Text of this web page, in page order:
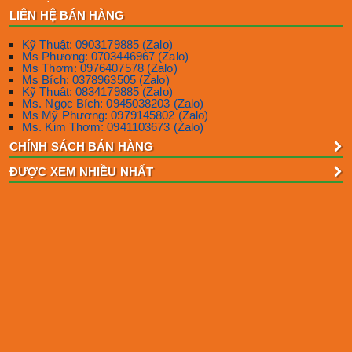
LIÊN HỆ BÁN HÀNG
Kỹ Thuật: 0903179885 (Zalo)
Ms Phương: 0703446967 (Zalo)
Ms Thơm: 0976407578 (Zalo)
Ms Bích: 0378963505 (Zalo)
Kỹ Thuật: 0834179885 (Zalo)
Ms. Ngọc Bích: 0945038203 (Zalo)
Ms Mỹ Phương: 0979145802 (Zalo)
Ms. Kim Thơm: 0941103673 (Zalo)
CHÍNH SÁCH BÁN HÀNG
ĐƯỢC XEM NHIỀU NHẤT